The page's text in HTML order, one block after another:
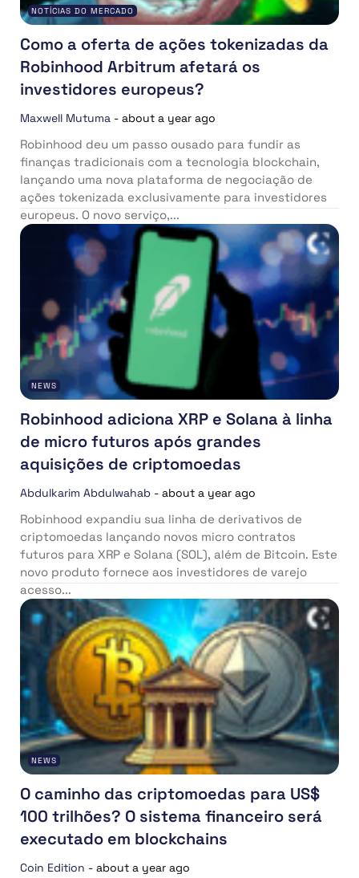
NOTÍCIAS DO MERCADO
Como a oferta de ações tokenizadas da
Robinhood Arbitrum afetará os
investidores europeus?
Maxwell Mutuma - about a year ago
Robinhood deu um passo ousado para fundir as
finanças tradicionais com a tecnologia blockchain,
lançando uma nova plataforma de negociação de
ações tokenizada exclusivamente para investidores
europeus. O novo serviço,...
NEWS
Robinhood adiciona XRP e Solana à linha
de micro futuros após grandes
aquisições de criptomoedas
Abdulkarim Abdulwahab - about a year ago
Robinhood expandiu sua linha de derivativos de
criptomoedas lançando novos micro contratos
futuros para XRP e Solana (SOL), além de Bitcoin. Este
novo produto fornece aos investidores de varejo
acesso...
NEWS
O caminho das criptomoedas para US$
100 trilhões? O sistema financeiro será
executado em blockchains
Coin Edition - about a year ago